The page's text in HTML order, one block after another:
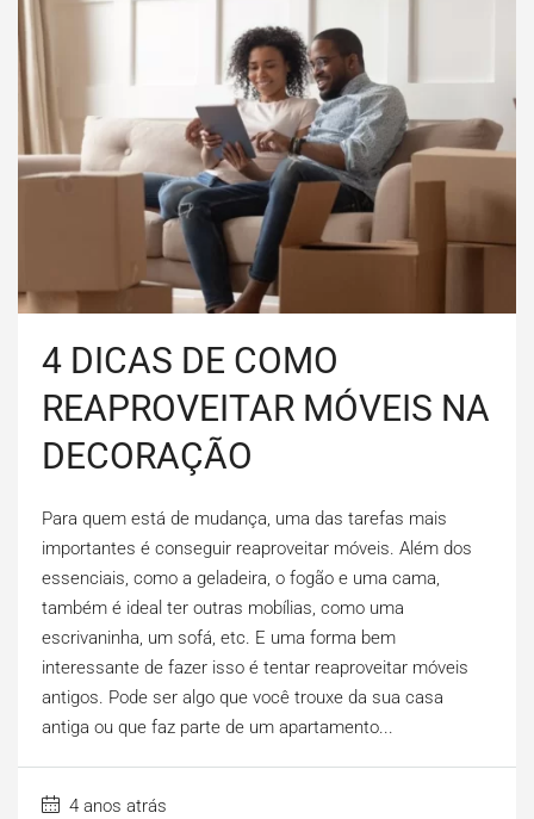
4 DICAS DE COMO
REAPROVEITAR MÓVEIS NA
DECORAÇÃO
Para quem está de mudança, uma das tarefas mais
importantes é conseguir reaproveitar móveis. Além dos
essenciais, como a geladeira, o fogão e uma cama,
também é ideal ter outras mobílias, como uma
escrivaninha, um sofá, etc. E uma forma bem
interessante de fazer isso é tentar reaproveitar móveis
antigos. Pode ser algo que você trouxe da sua casa
antiga ou que faz parte de um apartamento...
4 anos atrás